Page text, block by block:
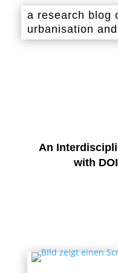
a research blog
urbanisation
An
with